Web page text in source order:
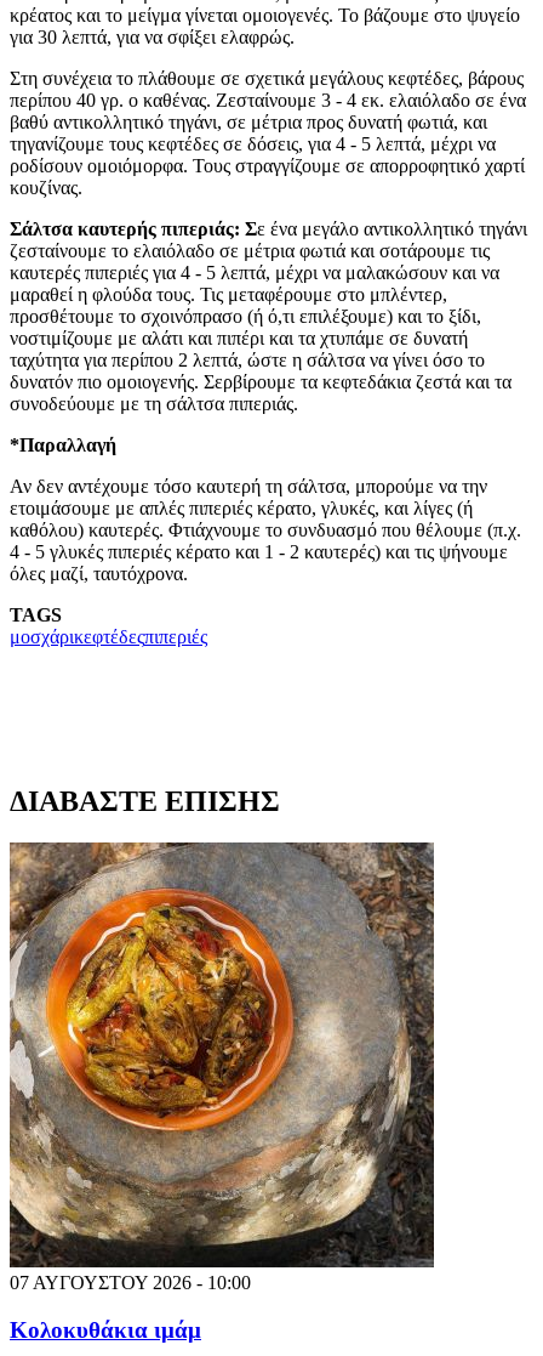
κρέατος και το μείγμα γίνεται ομοιογενές. Το βάζουμε στο ψυγείο
για 30 λεπτά, για να σφίξει ελαφρώς.
Στη συνέχεια το πλάθουμε σε σχετικά μεγάλους κεφτέδες, βάρους
περίπου 40 γρ. ο καθένας. Ζεσταίνουμε 3 - 4 εκ. ελαιόλαδο σε ένα
βαθύ αντικολλητικό τηγάνι, σε μέτρια προς δυνατή φωτιά, και
τηγανίζουμε τους κεφτέδες σε δόσεις, για 4 - 5 λεπτά, μέχρι να
ροδίσουν ομοιόμορφα. Τους στραγγίζουμε σε απορροφητικό χαρτί
κουζίνας.
Σάλτσα καυτερής πιπεριάς: Σε ένα μεγάλο αντικολλητικό τηγάνι
ζεσταίνουμε το ελαιόλαδο σε μέτρια φωτιά και σοτάρουμε τις
καυτερές πιπεριές για 4 - 5 λεπτά, μέχρι να μαλακώσουν και να
μαραθεί η φλούδα τους. Τις μεταφέρουμε στο μπλέντερ,
προσθέτουμε το σχοινόπρασο (ή ό,τι επιλέξουμε) και το ξίδι,
νοστιμίζουμε με αλάτι και πιπέρι και τα χτυπάμε σε δυνατή
ταχύτητα για περίπου 2 λεπτά, ώστε η σάλτσα να γίνει όσο το
δυνατόν πιο ομοιογενής. Σερβίρουμε τα κεφτεδάκια ζεστά και τα
συνοδεύουμε με τη σάλτσα πιπεριάς.
*Παραλλαγή
Αν δεν αντέχουμε τόσο καυτερή τη σάλτσα, μπορούμε να την
ετοιμάσουμε με απλές πιπεριές κέρατο, γλυκές, και λίγες (ή
καθόλου) καυτερές. Φτιάχνουμε το συνδυασμό που θέλουμε (π.χ.
4 - 5 γλυκές πιπεριές κέρατο και 1 - 2 καυτερές) και τις ψήνουμε
όλες μαζί, ταυτόχρονα.
TAGS
μοσχάρικεφτέδεςπιπεριές
ΔΙΑΒΑΣΤΕ ΕΠΙΣΗΣ
07 ΑΥΓΟΥΣΤΟΥ 2026 - 10:00
Κολοκυθάκια ιμάμ